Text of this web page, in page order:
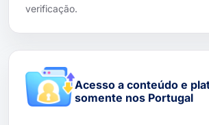
verificação.
Acesso a conteúdo e
somente nos Portugal